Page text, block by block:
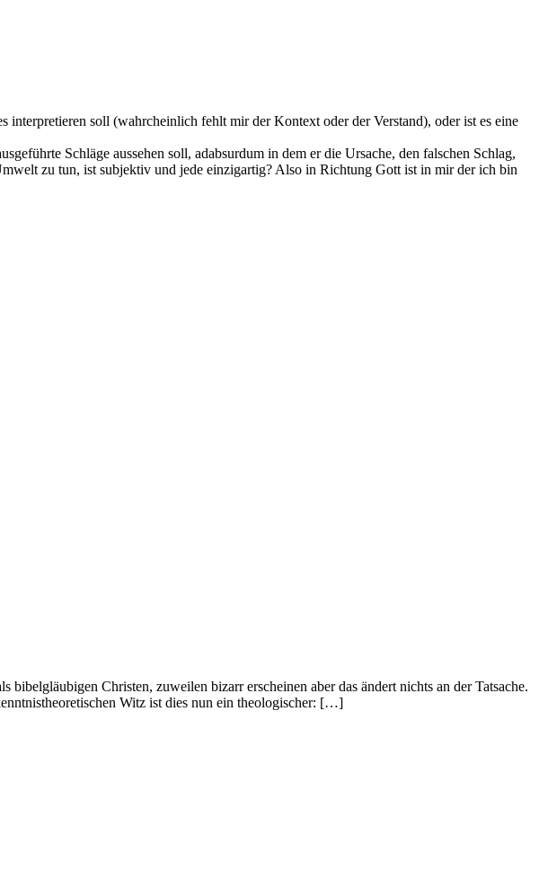
soll (wahrcheinlich fehlt mir der Kontext oder der Verstand), oder ist es eine
Schläge aussehen soll, adabsurdum in dem er die Ursache, den falschen Schlag,
zu tun, ist subjektiv und jede einzigartig? Also in Richtung Gott ist in mir der ich bin
Christen, zuweilen bizarr erscheinen aber das ändert nichts an der Tatsache.
Witz ist dies nun ein theologischer: […]